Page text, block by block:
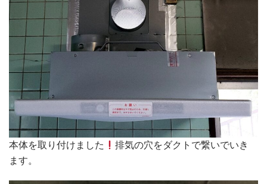
本体を取り付けました
排気の穴をダクトで繋いでいき
ます。